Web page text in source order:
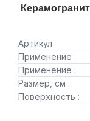
Артикул
Применение :
Применение :
Размер, см :
Поверхность :